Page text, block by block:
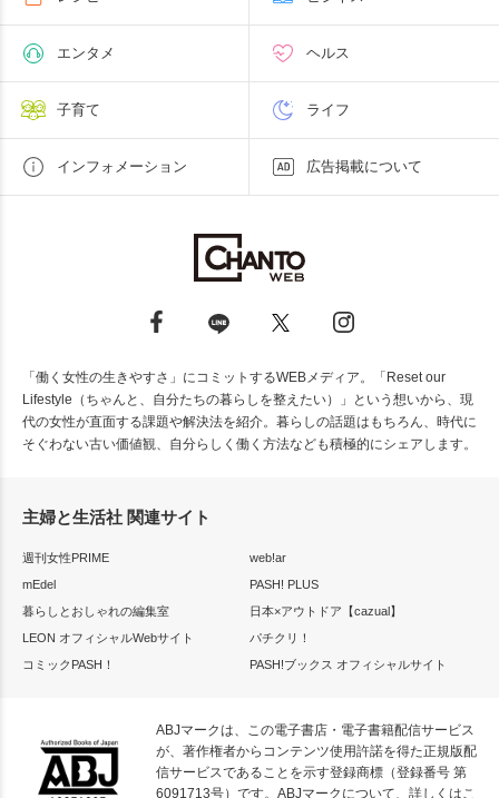
エンタメ ヘルス
子育て ライフ
インフォメーション 広告掲載について
「働く女性の生きやすさ」にコミットするWEBメディア。「Reset our
Lifestyle（ちゃんと、自分たちの暮らしを整えたい）」という想いから、現
代の女性が直面する課題や解決法を紹介。暮らしの話題はもちろん、時代に
そぐわない古い価値観、自分らしく働く方法なども積極的にシェアします。
主婦と生活社 関連サイト
週刊女性PRIME
web!ar
mEdel
PASH! PLUS
暮らしとおしゃれの編集室
日本×アウトドア【cazual】
LEON オフィシャルWebサイト
パチクリ！
コミックPASH！
PASH!ブックス オフィシャルサイト
ABJマークは、この電子書店・電子書籍配信サービス
が、著作権者からコンテンツ使用許諾を得た正規版配
信サービスであることを示す登録商標（登録番号 第
6091713号）です。ABJマークについて、詳しくはこ